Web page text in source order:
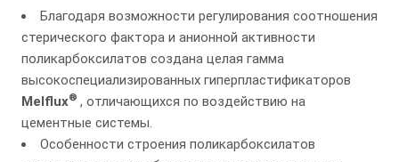
Благодаря возможности регулирования соотношения
стерического фактора и анионной активности
поликарбоксилатов создана целая гамма
высокоспециализированных гиперпластификаторов
Melflux® , отличающихся по воздействию на
цементные системы.
Особенности строения поликарбоксилатов